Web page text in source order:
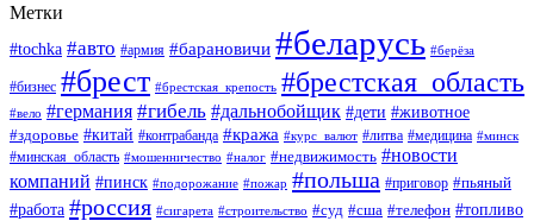
Метки
#tochka #авто #армия #барановичи #беларусь #берёза
#бизнес #брест #брестская_крепость #брестская_область
#вело #германия #гибель #дальнобойщик #дети #животное
#здоровье #китай #контрабанда #кража #курс_валют #литва #медицина #минск
#минская_область #мошенничество #налог #недвижимость #новости
компаний #пинск #подорожание #пожар #польша #приговор #пьяный
#работа #россия #сигарета #строительство #суд #сша #телефон #топливо